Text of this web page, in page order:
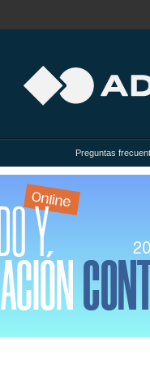
Preguntas